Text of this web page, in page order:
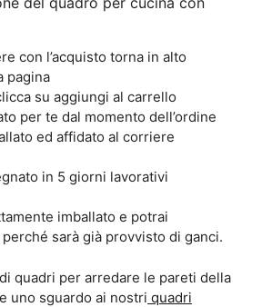
con l’acquisto torna in alto
pagina
su aggiungi al carrello
per te dal momento dell’ordine
ed affidato al corriere
in 5 giorni lavorativi
imballato e potrai
sarà già provvisto di ganci.
quadri per arredare le pareti della
uno sguardo ai nostri quadri